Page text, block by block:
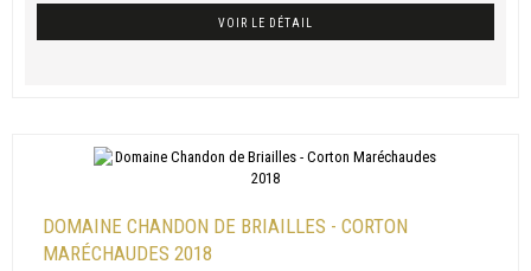
VOIR LE DÉTAIL
DOMAINE CHANDON DE BRIAILLES - CORTON
MARÉCHAUDES 2018